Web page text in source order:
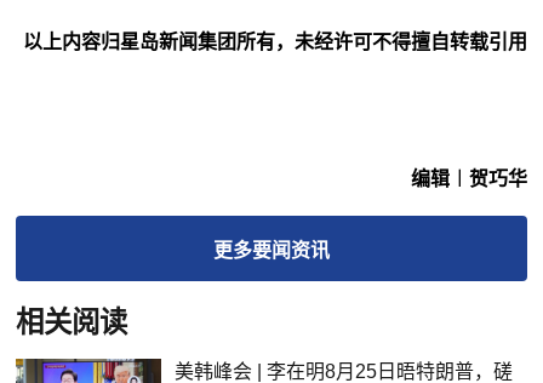
以上内容归星岛新闻集团所有，未经许可不得擅自转载引用
编辑︱贺巧华
更多要闻资讯
相关阅读
美韩峰会 | 李在明8月25日晤特朗普，磋